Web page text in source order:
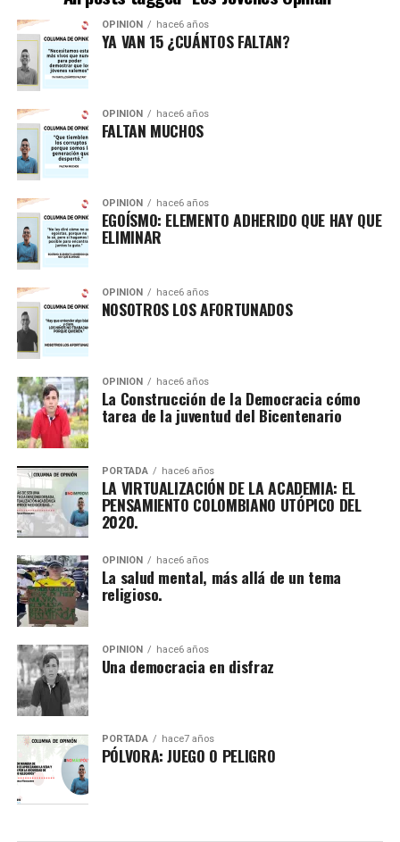
OPINIÓN hace6 años
YA VAN 15 ¿CUÁNTOS FALTAN?
OPINIÓN hace6 años
FALTAN MUCHOS
OPINIÓN hace6 años
EGOÍSMO: ELEMENTO ADHERIDO QUE HAY QUE
ELIMINAR
OPINIÓN hace6 años
NOSOTROS LOS AFORTUNADOS
OPINIÓN hace6 años
La Construcción de la Democracia cómo
tarea de la juventud del Bicentenario
PORTADA hace6 años
LA VIRTUALIZACIÓN DE LA ACADEMIA: EL
PENSAMIENTO COLOMBIANO UTÓPICO DEL
2020.
OPINIÓN hace6 años
La salud mental, más allá de un tema
religioso.
OPINIÓN hace6 años
Una democracia en disfraz
PORTADA hace7 años
PÓLVORA: JUEGO O PELIGRO